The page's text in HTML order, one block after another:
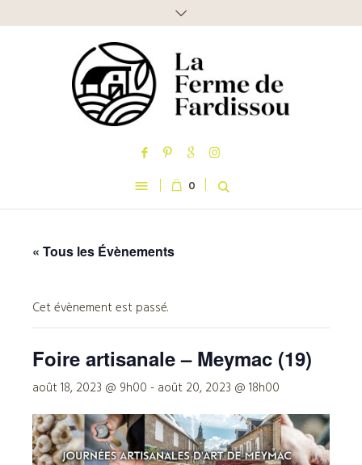
0
« Tous les Évènements
Cet évènement est passé.
Foire artisanale – Meymac (19)
août 18, 2023 @ 9h00 - août 20, 2023 @ 18h00